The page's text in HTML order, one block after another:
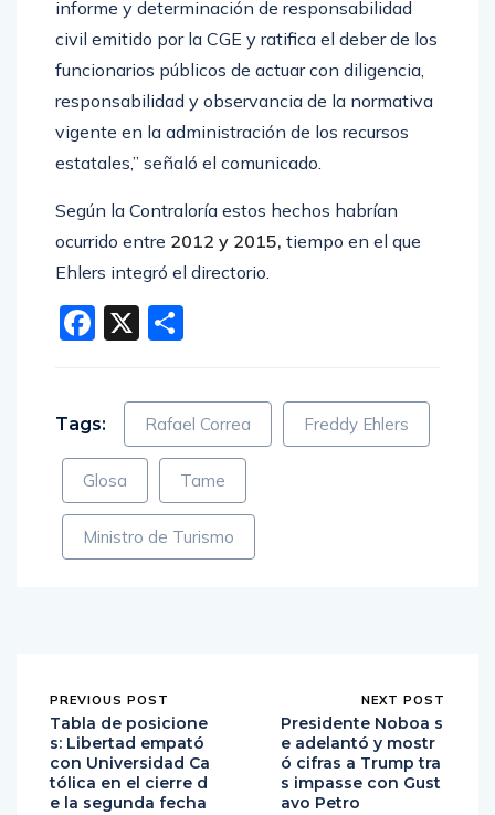
informe y determinación de responsabilidad
civil emitido por la CGE y ratifica el deber de los
funcionarios públicos de actuar con diligencia,
responsabilidad y observancia de la normativa
vigente en la administración de los recursos
estatales,” señaló el comunicado.
Según la Contraloría estos hechos habrían
ocurrido entre 2012 y 2015, tiempo en el que
Ehlers integró el directorio.
Facebook
X
Tags: Rafael Correa Freddy Ehlers
Glosa Tame
Ministro de Turismo
PREVIOUS POST
Tabla de posicione
s: Libertad empató
con Universidad Ca
tólica en el cierre d
e la segunda fecha
NEXT POST
Presidente Noboa s
e adelantó y mostr
ó cifras a Trump tra
s impasse con Gust
avo Petro